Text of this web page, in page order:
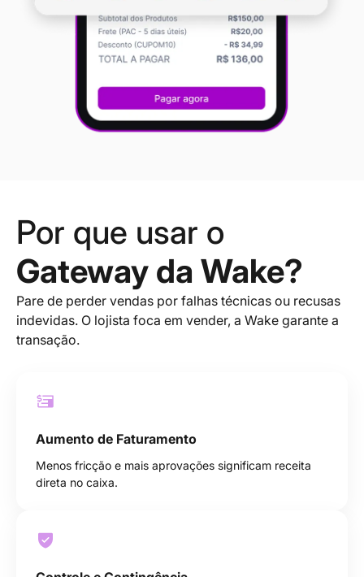
Por que usar o
Gateway da Wake?
Pare de perder vendas por falhas técnicas ou recusas
indevidas. O lojista foca em vender, a Wake garante a
transação.
Aumento de Faturamento
Menos fricção e mais aprovações significam receita
direta no caixa.